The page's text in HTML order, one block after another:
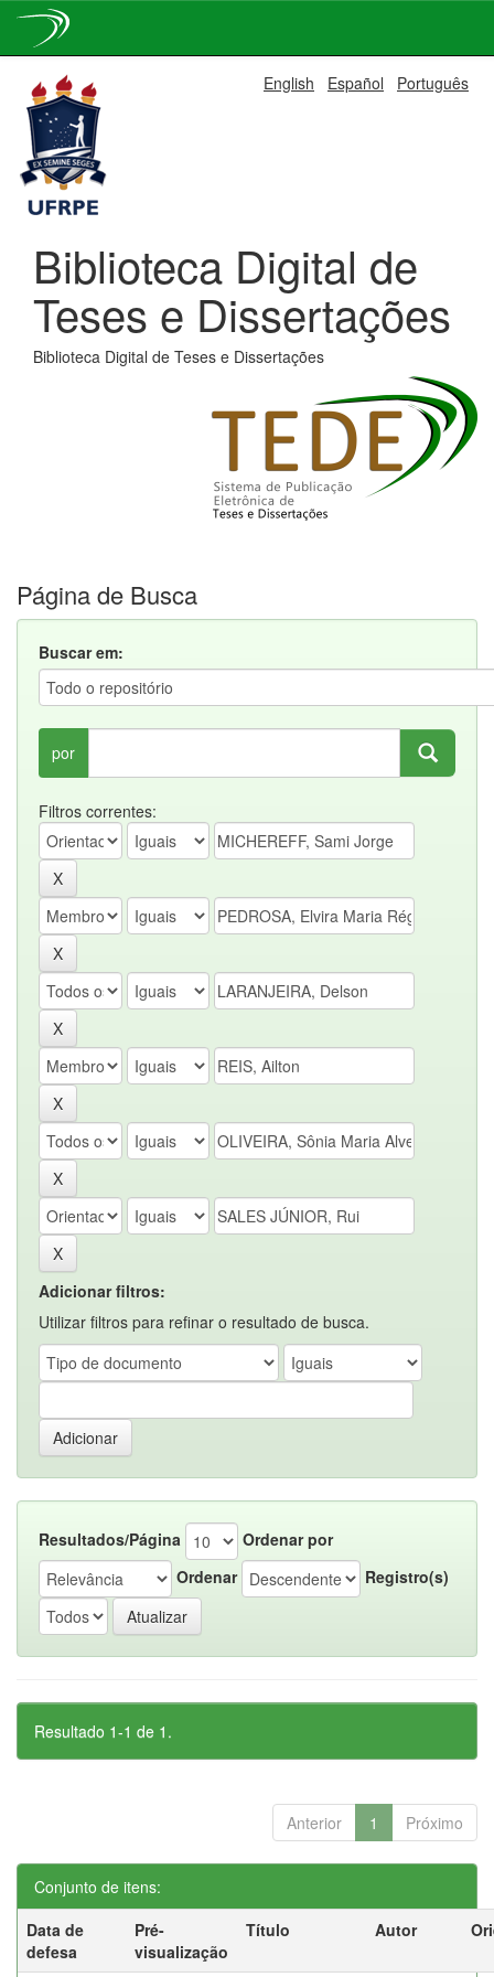
navigation
English Español Português
Biblioteca Digital de
Teses e Dissertações
Biblioteca Digital de Teses e Dissertações
Página de Busca
Buscar em:
por
Filtros correntes:
Adicionar filtros:
Utilizar filtros para refinar o resultado de busca.
Resultados/Página
Ordenar por
Ordenar
Registro(s)
Resultado 1-1 de 1.
Anterior 1 Próximo
Conjunto de itens:
Data de
defesa
Pré-
visualização
Título Autor